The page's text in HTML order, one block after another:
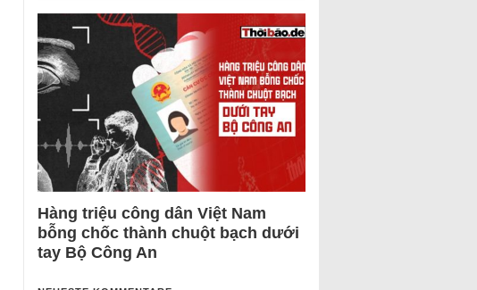
Hàng triệu công dân Việt Nam
bỗng chốc thành chuột bạch dưới
tay Bộ Công An